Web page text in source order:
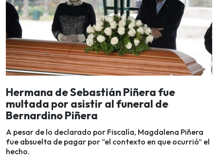
Hermana de Sebastián Piñera fue
multada por asistir al funeral de
Bernardino Piñera
A pesar de lo declarado por Fiscalía, Magdalena Piñera
fue absuelta de pagar por “el contexto en que ocurrió” el
hecho.